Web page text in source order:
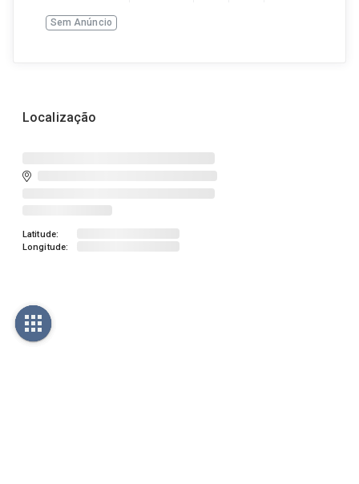
Sem Anúncio
Localização
Latitude:
Longitude: